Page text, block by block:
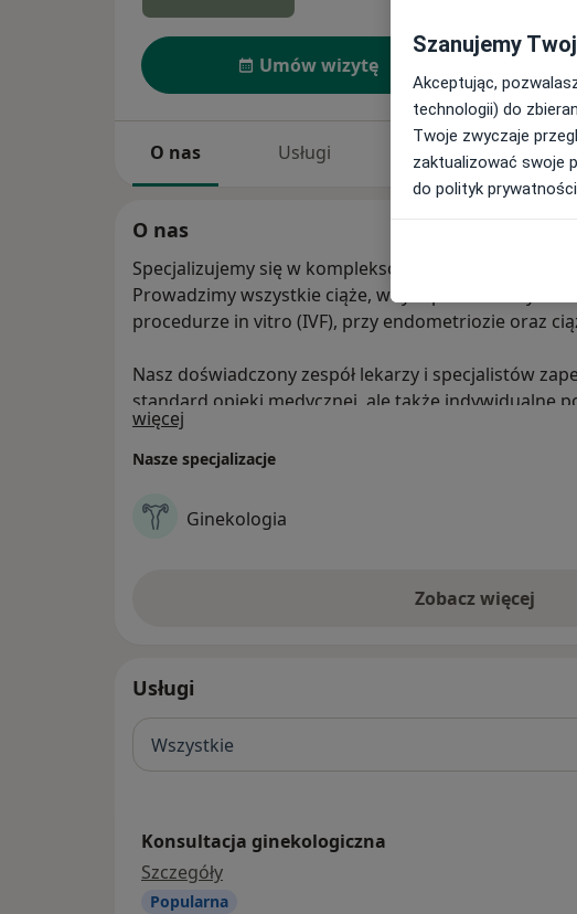
Umów wizytę
O nas Usługi Specjaliści
O nas
Specjalizujemy się w kompleksowej opiece nad
Prowadzimy wszystkie ciąże, w tym przede
procedurze in vitro (IVF), przy endometriozie oraz
Nasz doświadczony zespół lekarzy i specjalistów
standard opieki medycznej, ale także indywidualne
emocjonalne, które są kluczowe w tym szczególnym
więcej
Nasze specjalizacje
Ginekologia
Zobacz więcej
Usługi
Wszystkie
Konsultacja ginekologiczna
Szczegółykonsultacja ginekologiczna
Popularna
Szanujemy
Akceptując,
technologii) do
Twoje zwyczaje
zaktualizować swoje
do polityk